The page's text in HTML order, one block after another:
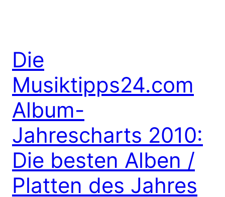
Die
Musiktipps24.com
Album-
Jahrescharts 2010:
Die besten Alben /
Platten des Jahres